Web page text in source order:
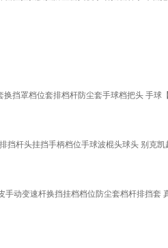
挡罩档位套排档杆防尘套手球档把头 手球
挡杆头挂挡手柄档位手球波棍头球头 别克
手动变速杆换挡挂档档位防尘套档杆排挡套